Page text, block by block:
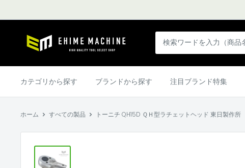
ン
キ
エ
ヒ
本
カテゴリから探す ブランドから探す 注目ブランド特集
ホーム すべての製品 トーニチ QH15D ＱＨ型ラチェットヘッド 東日製作所